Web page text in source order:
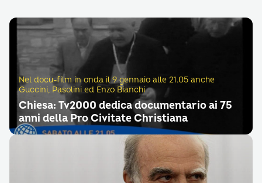
Nel docu-film in onda il 9 gennaio alle 21.05 anche
Guccini, Pasolini ed Enzo Bianchi
Chiesa: Tv2000 dedica documentario ai 75
anni della Pro Civitate Christiana